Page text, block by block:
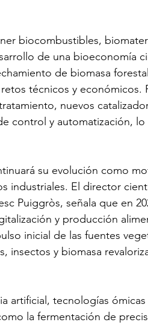
biocombustibles,
de una bioeconomía
de biomasa
técnicos y económicos.
nuevos
control y automatización,
su evolución como
industriales. El director
Puiggròs, señala que en
y producción
inicial de las fuentes
insectos y biomasa
artificial, tecnologías
la fermentación de